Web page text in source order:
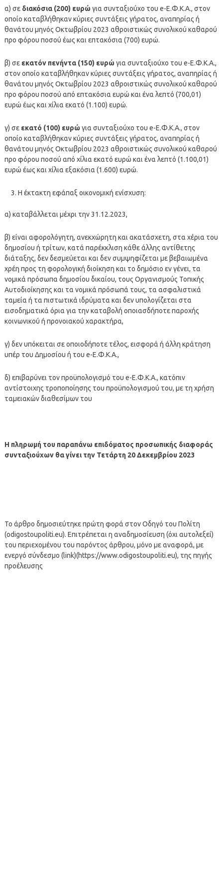
α) σε διακόσια (200) ευρώ για συνταξιούχο του e-Ε.Φ.Κ.Α., στον
οποίο καταβλήθηκαν κύριες συντάξεις γήρατος, αναπηρίας ή
θανάτου μηνός Οκτωβρίου 2023 αθροιστικώς συνολικού καθαρού
προ φόρου ποσού έως και επτακόσια (700) ευρώ.
β) σε εκατόν πενήντα (150) ευρώ για συνταξιούχο του e-Ε.Φ.Κ.Α.,
στον οποίο καταβλήθηκαν κύριες συντάξεις γήρατος, αναπηρίας ή
θανάτου μηνός Οκτωβρίου 2023 αθροιστικώς συνολικού καθαρού
προ φόρου ποσού από επτακόσια ευρώ και ένα λεπτό (700,01)
ευρώ έως και χίλια εκατό (1.100) ευρώ.
γ) σε εκατό (100) ευρώ για συνταξιούχο του e-Ε.Φ.Κ.Α., στον
οποίο καταβλήθηκαν κύριες συντάξεις γήρατος, αναπηρίας ή
θανάτου μηνός Οκτωβρίου 2023 αθροιστικώς συνολικού καθαρού
προ φόρου ποσού από χίλια εκατό ευρώ και ένα λεπτό (1.100,01)
ευρώ έως και χίλια εξακόσια (1.600) ευρώ.
Η έκτακτη εφάπαξ οικονομική ενίσχυση:
α) καταβάλλεται μέχρι την 31.12.2023,
β) είναι αφορολόγητη, ανεκχώρητη και ακατάσχετη, στα χέρια του
δημοσίου ή τρίτων, κατά παρέκκλιση κάθε άλλης αντίθετης
διάταξης, δεν δεσμεύεται και δεν συμψηφίζεται με βεβαιωμένα
χρέη προς τη φορολογική διοίκηση και το δημόσιο εν γένει, τα
νομικά πρόσωπα δημοσίου δικαίου, τους Οργανισμούς Τοπικής
Αυτοδιοίκησης και τα νομικά πρόσωπά τους, τα ασφαλιστικά
ταμεία ή τα πιστωτικά ιδρύματα και δεν υπολογίζεται στα
εισοδηματικά όρια για την καταβολή οποιασδήποτε παροχής
κοινωνικού ή προνοιακού χαρακτήρα,
γ) δεν υπόκειται σε οποιοδήποτε τέλος, εισφορά ή άλλη κράτηση
υπέρ του Δημοσίου ή του e-Ε.Φ.Κ.Α.,
δ) επιβαρύνει τον προϋπολογισμό του e-Ε.Φ.Κ.Α., κατόπιν
αντίστοιχης τροποποίησης του προϋπολογισμού του, με τη χρήση
ταμειακών διαθεσίμων του
Η πληρωμή του παραπάνω επιδόματος προσωπικής διαφοράς
συνταξιούχων θα γίνει την Τετάρτη 20 Δεκεμβρίου 2023
Το άρθρο δημοσιεύτηκε πρώτη φορά στον Οδηγό του Πολίτη
(odigostoupoliti.eu). Επιτρέπεται η αναδημοσίευση (όχι αυτολεξεί)
του περιεχομένου του παρόντος άρθρου, μόνο με αναφορά, με
ενεργό σύνδεσμο (link)(https://www.odigostoupoliti.eu), της πηγής
προέλευσης